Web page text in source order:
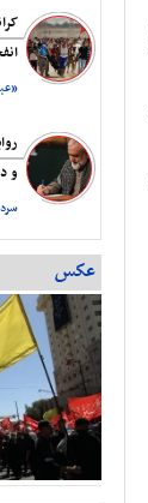
بیانیه اتحادیه
اشغالگری به
هنیه
و
عکس